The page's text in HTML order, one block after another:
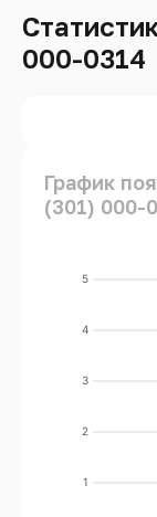
000-0314
График
(301) 000-
1
2
3
4
5